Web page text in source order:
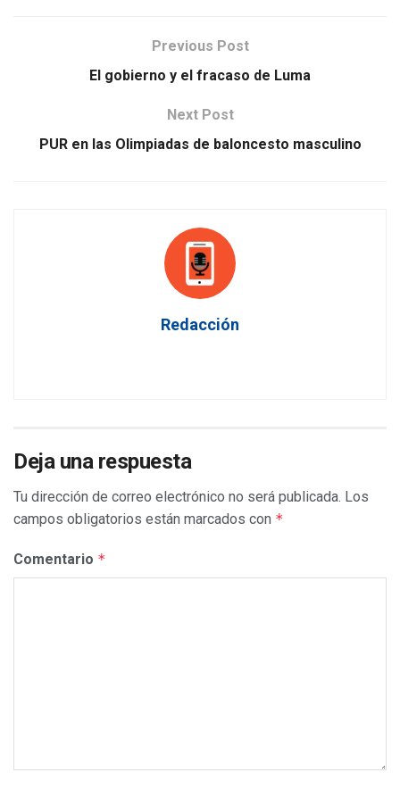
Previous Post
El gobierno y el fracaso de Luma
Next Post
PUR en las Olimpiadas de baloncesto masculino
Redacción
Deja una respuesta
Tu dirección de correo electrónico no será publicada. Los
campos obligatorios están marcados con *
Comentario *